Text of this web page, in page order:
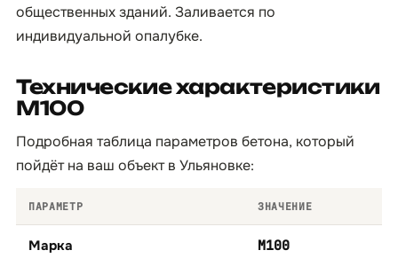
общественных зданий. Заливается по
индивидуальной опалубке.
Технические характеристики
М100
Подробная таблица параметров бетона, который
пойдёт на ваш объект в Ульяновке:
ПАРАМЕТР ЗНАЧЕНИЕ
Марка М100